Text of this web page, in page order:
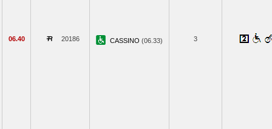
06.40 20186 CASSINO (06.33) 3